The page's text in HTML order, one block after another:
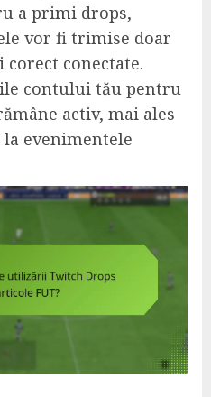
a primi drops,
vor fi trimise doar
conectate.
contului tău pentru
activ, mai ales
evenimentele